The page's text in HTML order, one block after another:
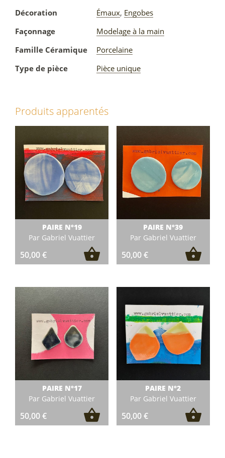
Décoration
Émaux, Engobes
Façonnage
Modelage à la main
Famille Céramique
Porcelaine
Type de pièce
Pièce unique
Produits apparentés
PAIRE N°19
Par Gabriel Vuattier
50,00€
PAIRE N°39
Par Gabriel Vuattier
50,00€
PAIRE N°17
Par Gabriel Vuattier
50,00€
PAIRE N°2
Par Gabriel Vuattier
50,00€